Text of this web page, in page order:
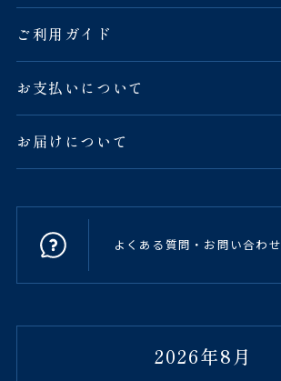
ご利用ガイド
お支払いについて
お届けについて
よくある質問・お問い合わせ
2026年8月